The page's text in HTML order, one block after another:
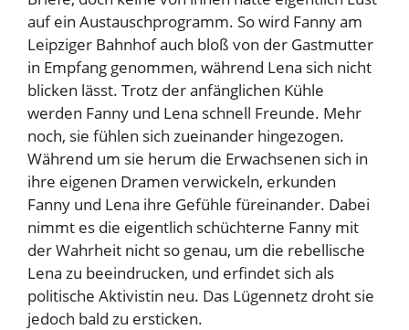
auf ein Austauschprogramm. So wird Fanny am
Leipziger Bahnhof auch bloß von der Gastmutter
in Empfang genommen, während Lena sich nicht
blicken lässt. Trotz der anfänglichen Kühle
werden Fanny und Lena schnell Freunde. Mehr
noch, sie fühlen sich zueinander hingezogen.
Während um sie herum die Erwachsenen sich in
ihre eigenen Dramen verwickeln, erkunden
Fanny und Lena ihre Gefühle füreinander. Dabei
nimmt es die eigentlich schüchterne Fanny mit
der Wahrheit nicht so genau, um die rebellische
Lena zu beeindrucken, und erfindet sich als
politische Aktivistin neu. Das Lügennetz droht sie
jedoch bald zu ersticken.